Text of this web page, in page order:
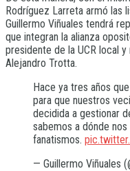
Rodríguez Larreta armó las
Guillermo Viñuales tendrá
que integran la alianza
presidente de la UCR local
Alejandro Trotta.
Hace ya tres años
para que nuestros
decidida a gestionar
sabemos a dónde
fanatismos.
— Guillermo Viñuales